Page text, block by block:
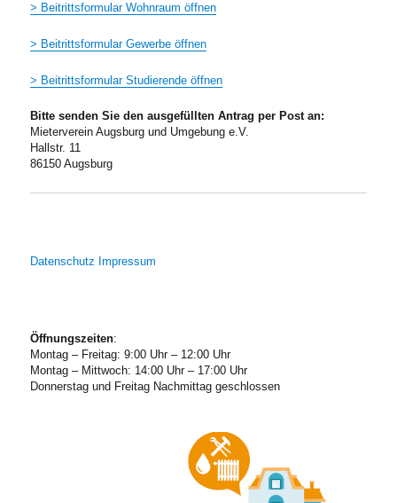
> Beitrittsformular Wohnraum öffnen
> Beitrittsformular Gewerbe öffnen
> Beitrittsformular Studierende öffnen
Bitte senden Sie den ausgefüllten Antrag per Post an:
Mieterverein Augsburg und Umgebung e.V.
Hallstr. 11
86150 Augsburg
Datenschutz Impressum
Öffnungszeiten:
Montag – Freitag: 9:00 Uhr – 12:00 Uhr
Montag – Mittwoch: 14:00 Uhr – 17:00 Uhr
Donnerstag und Freitag Nachmittag geschlossen